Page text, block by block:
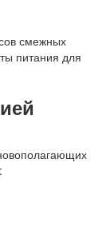
смежных
питания для